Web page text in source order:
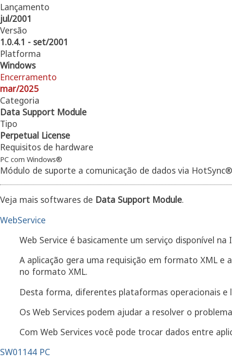
Lançamento
jul/2001
Versão
1.0.4.1 - set/2001
Platforma
Windows
Encerramento
mar/2025
Categoria
Data Support Module
Tipo
Perpetual License
Requisitos de hardware
PC com Windows®
Módulo de suporte a comunicação de dados via
Veja mais softwares de Data Support Module.
WebService
Web Service é basicamente um serviço disponível
A aplicação gera uma requisição em formato XML e
no formato XML.
Desta forma, diferentes plataformas operacionais e
Os Web Services podem ajudar a resolver o
Com Web Services você pode trocar dados entre
SW01144 PC